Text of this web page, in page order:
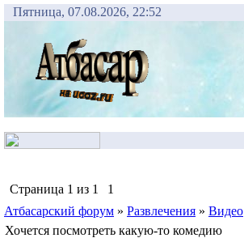
Пятница, 07.08.2026, 22:52
Страница 1 из 1
1
Атбасарский форум » Развлечения » Видео
Хочется посмотреть какую-то комедию